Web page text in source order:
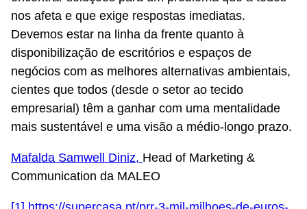
nos afeta e que exige respostas imediatas.
Devemos estar na linha da frente quanto à
disponibilização de escritórios e espaços de
negócios com as melhores alternativas ambientais,
cientes que todos (desde o setor ao tecido
empresarial) têm a ganhar com uma mentalidade
mais sustentável e uma visão a médio-longo prazo.
Mafalda Samwell Diniz, Head of Marketing &
Communication da MALEO